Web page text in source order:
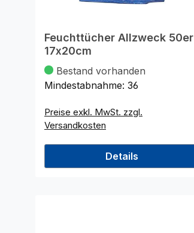
Feuchttücher Allzweck 50er
17x20cm
Bestand vorhanden
Mindestabnahme: 36
Preise exkl. MwSt. zzgl.
Versandkosten
Details